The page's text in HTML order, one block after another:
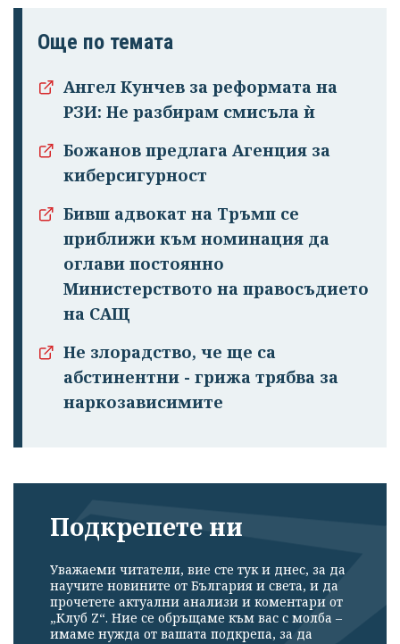
Още по темата
Ангел Кунчев за реформата на
РЗИ: Не разбирам смисъла ѝ
Божанов предлага Агенция за
киберсигурност
Бивш адвокат на Тръмп се
приближи към номинация да
оглави постоянно
Министерството на правосъдието
на САЩ
Не злорадство, че ще са
абстинентни - грижа трябва за
наркозависимите
Подкрепете ни
Уважаеми читатели, вие сте тук и днес, за да
научите новините от България и света, и да
прочетете актуални анализи и коментари от
„Клуб Z“. Ние се обръщаме към вас с молба –
имаме нужда от вашата подкрепа, за да